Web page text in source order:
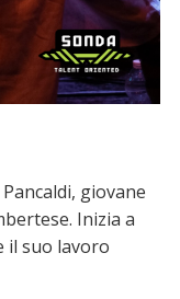
giovane
Inizia a
il suo lavoro